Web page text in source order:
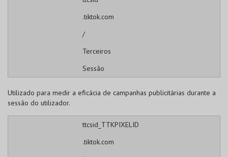
.tiktok.com
/
Terceiros
Sessão
Utilizado para medir a eficácia de campanhas publicitárias durante a
sessão do utilizador.
ttcsid_TTKPIXELID
.tiktok.com